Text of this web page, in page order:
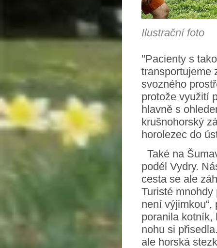
Ilustrační foto
"Pacienty s
transportujeme
svozného
protože využití
hlavně s
krušnohorský
horolezec do
Také na
podél Vydry.
cesta se ale
Turisté
není
poranila kotník,
nohu si
ale horská